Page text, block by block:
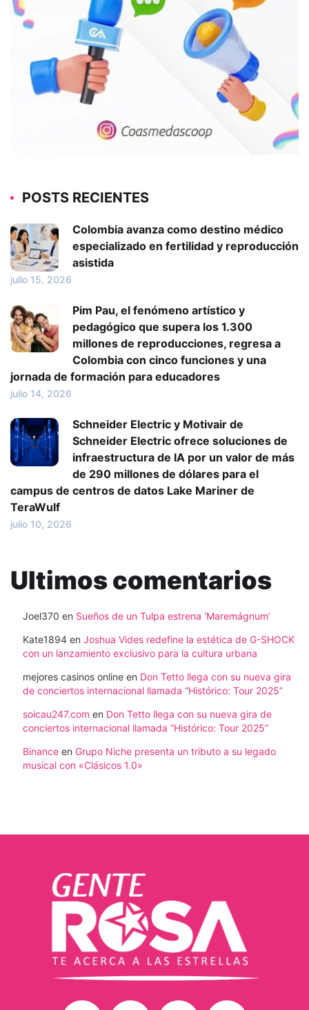
POSTS RECIENTES
Colombia avanza como destino médico
especializado en fertilidad y reproducción
asistida
julio 15, 2026
Pim Pau, el fenómeno artístico y
pedagógico que supera los 1.300
millones de reproducciones, regresa a
Colombia con cinco funciones y una
jornada de formación para educadores
julio 14, 2026
Schneider Electric y Motivair de
Schneider Electric ofrece soluciones de
infraestructura de IA por un valor de más
de 290 millones de dólares para el
campus de centros de datos Lake Mariner de
TeraWulf
julio 10, 2026
Ultimos comentarios
Joel370 en Sueños de un Tulpa estrena ‘Maremágnum’
Kate1894 en Joshua Vides redefine la estética de G-SHOCK
con un lanzamiento exclusivo para la cultura urbana
mejores casinos online en Don Tetto llega con su nueva gira
de conciertos internacional llamada “Histórico: Tour 2025”
soicau247.com en Don Tetto llega con su nueva gira de
conciertos internacional llamada “Histórico: Tour 2025”
Binance en Grupo Niche presenta un tributo a su legado
musical con «Clásicos 1.0»